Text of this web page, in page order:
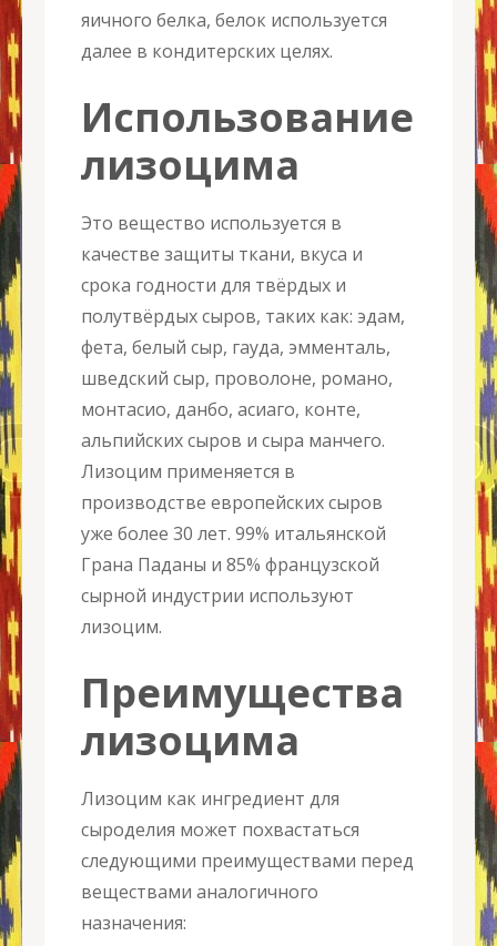
яичного белка, белок используется
далее в кондитерских целях.
Использование
лизоцима
Это вещество используется в
качестве защиты ткани, вкуса и
срока годности для твёрдых и
полутвёрдых сыров, таких как: эдам,
фета, белый сыр, гауда, эмменталь,
шведский сыр, проволоне, романо,
монтасио, данбо, асиаго, конте,
альпийских сыров и сыра манчего.
Лизоцим применяется в
производстве европейских сыров
уже более 30 лет. 99% итальянской
Грана Паданы и 85% французской
сырной индустрии используют
лизоцим.
Преимущества
лизоцима
Лизоцим как ингредиент для
сыроделия может похвастаться
следующими преимуществами перед
веществами аналогичного
назначения: